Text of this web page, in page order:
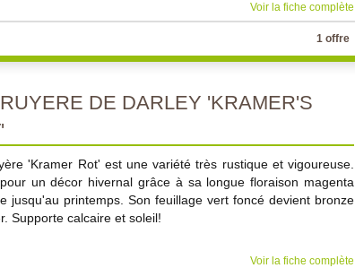
Voir la fiche complète
1 offre
DE DARLEY 'KRAMER'S
'Kramer Rot' est une variété très rustique et vigoureuse.
un décor hivernal grâce à sa longue floraison magenta
jusqu'au printemps. Son feuillage vert foncé devient bronze
Supporte calcaire et soleil!
Voir la fiche complète